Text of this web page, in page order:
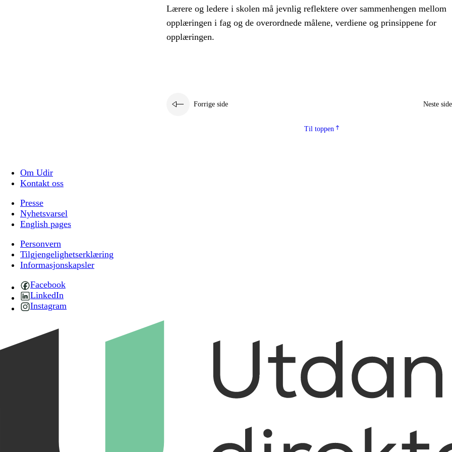
Lærere og ledere i skolen må jevnlig reflektere over sammenhengen mellom
opplæringen i fag og de overordnede målene, verdiene og prinsippene for
opplæringen.
Forrige side Neste side
Til toppen
Om Udir
Kontakt oss
Presse
Nyhetsvarsel
English pages
Personvern
Tilgjengelighetserklæring
Informasjonskapsler
Facebook
LinkedIn
Instagram